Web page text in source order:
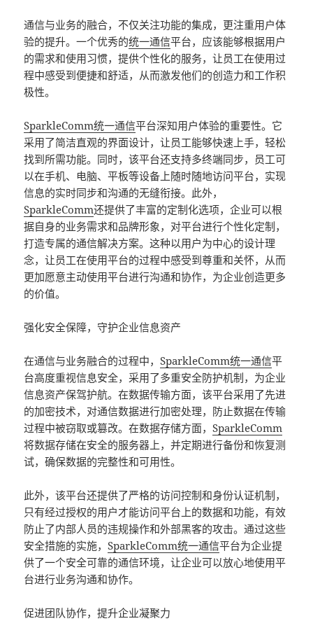
通信与业务的融合，不仅关注功能的集成，更注重用户体
验的提升。一个优秀的统一通信平台，应该能够根据用户
的需求和使用习惯，提供个性化的服务，让员工在使用过
程中感受到便捷和舒适，从而激发他们的创造力和工作积
极性。
SparkleComm统一通信平台深知用户体验的重要性。它
采用了简洁直观的界面设计，让员工能够快速上手，轻松
找到所需功能。同时，该平台还支持多终端同步，员工可
以在手机、电脑、平板等设备上随时随地访问平台，实现
信息的实时同步和沟通的无缝衔接。此外，
SparkleComm还提供了丰富的定制化选项，企业可以根
据自身的业务需求和品牌形象，对平台进行个性化定制，
打造专属的通信解决方案。这种以用户为中心的设计理
念，让员工在使用平台的过程中感受到尊重和关怀，从而
更加愿意主动使用平台进行沟通和协作，为企业创造更多
的价值。
强化安全保障，守护企业信息资产
在通信与业务融合的过程中，SparkleComm统一通信平
台高度重视信息安全，采用了多重安全防护机制，为企业
信息资产保驾护航。在数据传输方面，该平台采用了先进
的加密技术，对通信数据进行加密处理，防止数据在传输
过程中被窃取或篡改。在数据存储方面，SparkleComm
将数据存储在安全的服务器上，并定期进行备份和恢复测
试，确保数据的完整性和可用性。
此外，该平台还提供了严格的访问控制和身份认证机制，
只有经过授权的用户才能访问平台上的数据和功能，有效
防止了内部人员的违规操作和外部黑客的攻击。通过这些
安全措施的实施，SparkleComm统一通信平台为企业提
供了一个安全可靠的通信环境，让企业可以放心地使用平
台进行业务沟通和协作。
促进团队协作，提升企业凝聚力